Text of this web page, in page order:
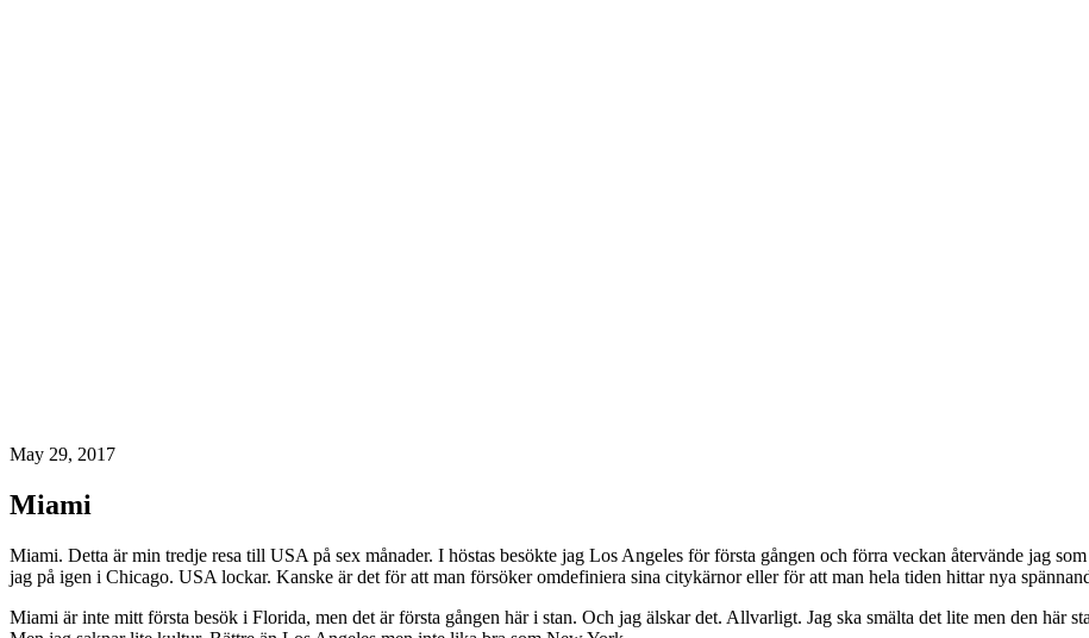
May 29, 2017
Miami
Miami. Detta är min tredje resa till USA på sex månader. I höstas besökte jag Los Angeles för första gången och förra veckan återvände jag
jag på igen i Chicago. USA lockar. Kanske är det för att man försöker omdefiniera sina citykärnor eller för att man hela tiden hittar nya
Miami är inte mitt första besök i Florida, men det är första gången här i stan. Och jag älskar det. Allvarligt. Jag ska smälta det lite men den här